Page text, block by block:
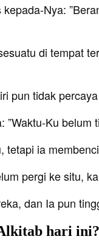
Nya:
di tempat
pun tidak
”Waktu-Ku
tetapi ia
pergi ke situ,
dan Ia pun
hari ini?